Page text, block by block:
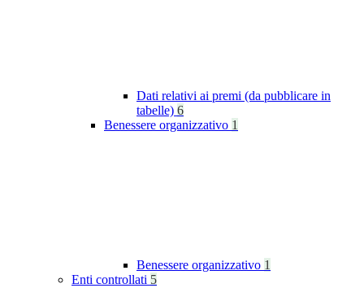
Dati relativi ai premi (da pubblicare in
tabelle) 6
Benessere organizzativo 1
Benessere organizzativo 1
Enti controllati 5